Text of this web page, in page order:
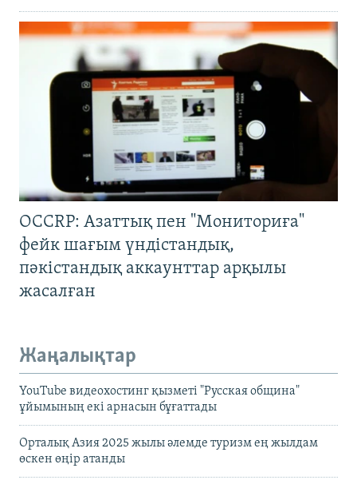
OCCRP: Азаттық пен "Мониториға"
фейк шағым үндістандық,
пәкістандық аккаунттар арқылы
жасалған
Жаңалықтар
YouTube видеохостинг қызметі "Русская община"
ұйымының екі арнасын бұғаттады
Орталық Азия 2025 жылы әлемде туризм ең жылдам
өскен өңір атанды